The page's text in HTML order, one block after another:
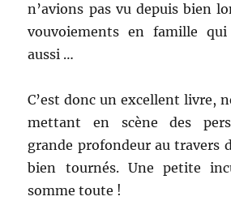
n’avions pas vu depuis bien
vouvoiements en famille
aussi …
C’est donc un excellent livre,
mettant en scène des
grande profondeur au travers
bien tournés. Une petite
somme toute !